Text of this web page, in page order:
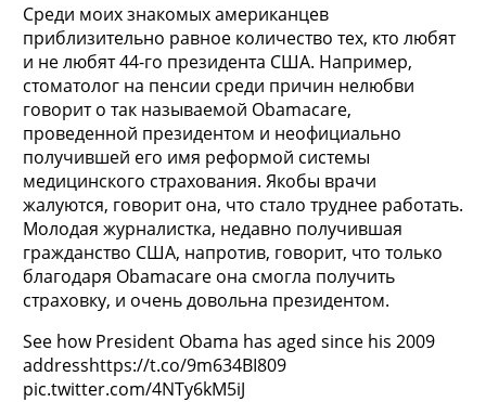
Среди моих знакомых американцев
приблизительно равное количество тех, кто любят
и не любят 44-го президента США. Например,
стоматолог на пенсии среди причин нелюбви
говорит о так называемой Obamacare,
проведенной президентом и неофициально
получившей его имя реформой системы
медицинского страхования. Якобы врачи
жалуются, говорит она, что стало труднее работать.
Молодая журналистка, недавно получившая
гражданство США, напротив, говорит, что только
благодаря Obamacare она смогла получить
страховку, и очень довольна президентом.
See how President Obama has aged since his 2009
addresshttps://t.co/9m634BI809
pic.twitter.com/4NTy6kM5iJ